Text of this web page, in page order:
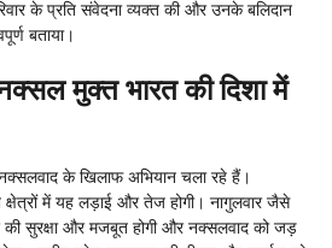
के प्रति संवेदना व्यक्त की और उनके बलिदान
बताया।
मुक्त भारत की दिशा में
के खिलाफ अभियान चला रहे हैं।
में यह लड़ाई और तेज होगी। नागुलवार जैसे
की सुरक्षा और मजबूत होगी और नक्सलवाद को जड़